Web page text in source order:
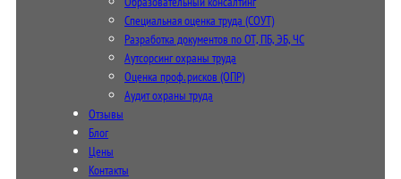
Специальная оценка труда (СОУТ)
Разработка документов по ОТ, ПБ, ЭБ, ЧС
Аутсорсинг охраны труда
Оценка проф. рисков (ОПР)
Аудит охраны труда
Отзывы
Блог
Цены
Контакты